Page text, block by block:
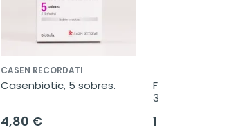
CASEN RECORDATI
Casenbiotic, 5 sobres.
4,80 €
Flavia Nocta
30Cápsulas.
17,95 €